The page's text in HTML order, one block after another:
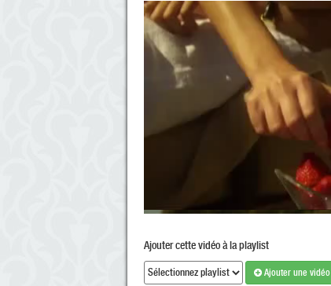
Ajouter cette vidéo à la playlist
Ajouter une vidéo